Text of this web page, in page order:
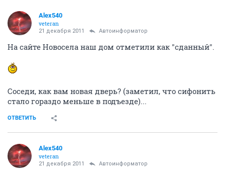
Alex540
veteran
21 декабря 2011 Автоинформатор
На сайте Новосела наш дом отметили как "сданный".
Соседи, как вам новая дверь? (заметил, что сифонить
стало гораздо меньше в подъезде)...
ОТВЕТИТЬ
Alex540
veteran
21 декабря 2011 Автоинформатор